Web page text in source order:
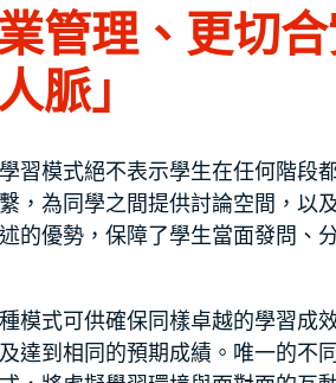
業管理、更切
脈」
習模式絕不表示學生在任何階段
，為同學之間提供討論空間，以
的優勢，保障了學生當面發問、
模式可供確保同樣卓越的學習成
達到相同的預期成績。唯一的不